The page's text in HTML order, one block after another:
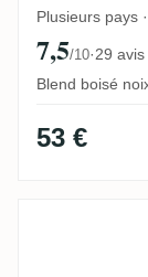
Plusieurs pays
7,5/10·29 avis
Blend boisé
53 €
Famille